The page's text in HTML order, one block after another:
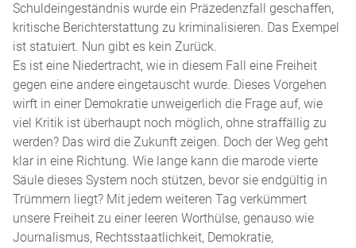
Schuldeingeständnis wurde ein Präzedenzfall geschaffen,
kritische Berichterstattung zu kriminalisieren. Das Exempel
ist statuiert. Nun gibt es kein Zurück.
Es ist eine Niedertracht, wie in diesem Fall eine Freiheit
gegen eine andere eingetauscht wurde. Dieses Vorgehen
wirft in einer Demokratie unweigerlich die Frage auf, wie
viel Kritik ist überhaupt noch möglich, ohne straffällig zu
werden? Das wird die Zukunft zeigen. Doch der Weg geht
klar in eine Richtung. Wie lange kann die marode vierte
Säule dieses System noch stützen, bevor sie endgültig in
Trümmern liegt? Mit jedem weiteren Tag verkümmert
unsere Freiheit zu einer leeren Worthülse, genauso wie
Journalismus, Rechtsstaatlichkeit, Demokratie,